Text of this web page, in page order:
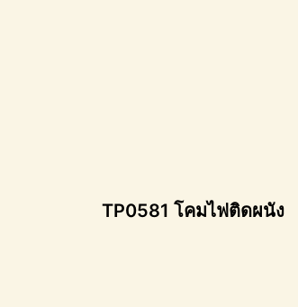
TP0581 โคมไฟติดผนัง